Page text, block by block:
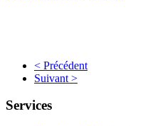
< Précédent
Suivant >
Services